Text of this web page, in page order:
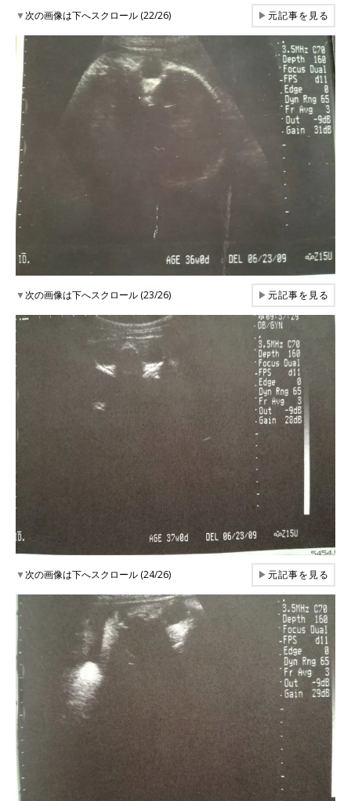
▼次の画像は下へスクロール (22/26) ▶元記事を見る
▼次の画像は下へスクロール (23/26) ▶元記事を見る
▼次の画像は下へスクロール (24/26) ▶元記事を見る